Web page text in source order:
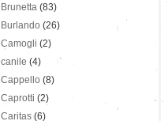
Brunetta (83)
Burlando (26)
Camogli (2)
canile (4)
Cappello (8)
Caprotti (2)
Caritas (6)